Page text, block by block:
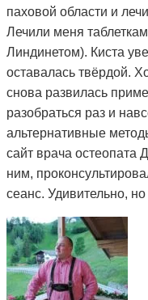
паховой области и
Лечили меня
Линдинетом). Киста
оставалась твёрдой.
снова развилась
разобраться раз и
альтернативные
сайт врача остеопата
ним,
сеанс. Удивительно,
стала мягкой. Я стала
Дмитрия и спустя 3
Как это работает,
лекарства не смогли
сделать Дмитрий и за